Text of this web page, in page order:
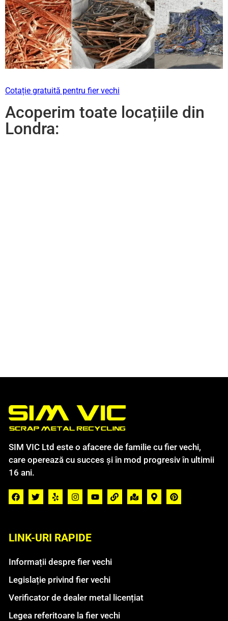
Cotație gratuită pentru fier vechi
Acoperim toate locațiile din
Londra:
SIM VIC Ltd este o afacere de familie cu fier vechi,
care operează cu succes și în mod progresiv în ultimii
16 ani.
LINK-URI RAPIDE
Informații despre fier vechi
Legislație privind fier vechi
Verificator de dealer metal licențiat
Legea referitoare la fier vechi